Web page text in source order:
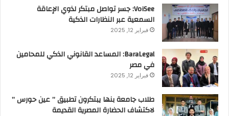
VoiSee: جسر تواصل مبتكر لذوي الإعاقة
السمعية عبر النظارات الذكية
فبراير 12, 2025
BaraLegal: المساعد القانوني الذكي للمحامين
في مصر
فبراير 12, 2025
طلاب جامعة بنها يبتكرون تطبيق ” عين حورس ”
لاكتشاف الحضارة المصرية القديمة